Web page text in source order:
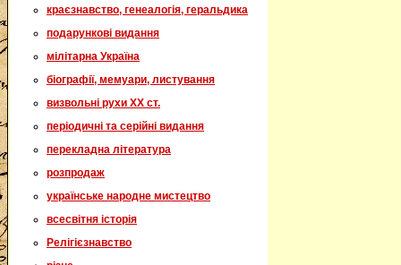
краєзнавство, генеалогія, геральдика
подарункові видання
мілітарна Україна
біографії, мемуари, листування
визвольні рухи XX ст.
періодичні та серійні видання
перекладна література
розпродаж
українське народне мистецтво
всесвітня історія
Релігієзнавство